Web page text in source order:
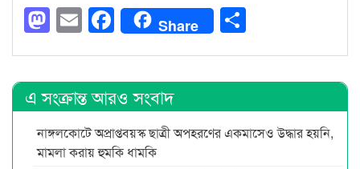
Mastodon
EmailFacebook
Share
এ সংক্রান্ত আরও সংবাদ
নাঙ্গলকোটে অপ্রাপ্তবয়স্ক ছাত্রী অপহরণের একমাসেও উদ্ধার হয়নি,
মামলা করায় হুমকি ধামকি